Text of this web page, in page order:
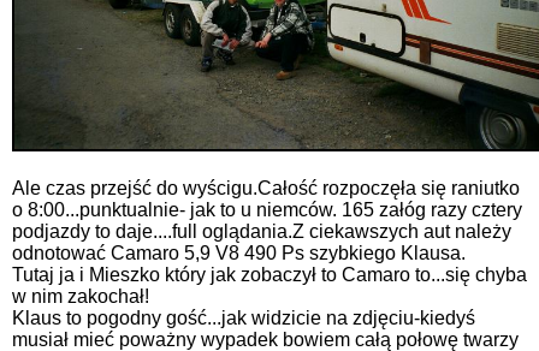
Ale czas przejść do wyścigu.Całość rozpoczęła się raniutko
o 8:00...punktualnie- jak to u niemców. 165 załóg razy cztery
podjazdy to daje....full oglądania.Z ciekawszych aut należy
odnotować Camaro 5,9 V8 490 Ps szybkiego Klausa.
Tutaj ja i Mieszko który jak zobaczył to Camaro to...się chyba
w nim zakochał!
Klaus to pogodny gość...jak widzicie na zdjęciu-kiedyś
musiał mieć poważny wypadek bowiem całą połowę twarzy